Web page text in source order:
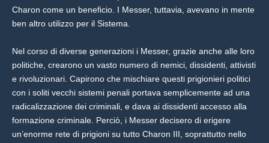
Charon come un beneficio. I Messer, tuttavia, avevano in mente
ben altro utilizzo per il Sistema.
Nel corso di diverse generazioni i Messer, grazie anche alle loro
politiche, crearono un vasto numero di nemici, dissidenti, attivisti
e rivoluzionari. Capirono che mischiare questi prigionieri politici
con i soliti vecchi sistemi penali portava semplicemente ad una
radicalizzazione dei criminali, e dava ai dissidenti accesso alla
formazione criminale. Perciò, i Messer decisero di erigere
un’enorme rete di prigioni su tutto Charon III, soprattutto nello